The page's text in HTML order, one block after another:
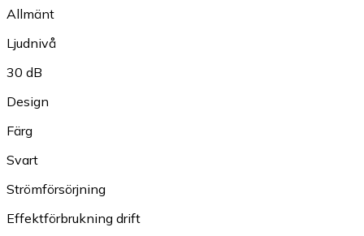
Allmänt
Ljudnivå
30 dB
Design
Färg
Svart
Strömförsörjning
Effektförbrukning drift